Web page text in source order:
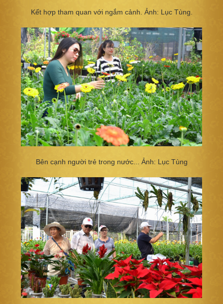
Kết hợp tham quan với ngắm cảnh. Ảnh: Lục Tùng.
Bên cạnh người trẻ trong nước... Ảnh: Lục Tùng